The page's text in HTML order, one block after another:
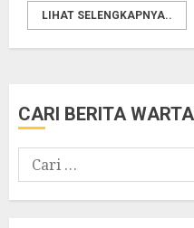
LIHAT SELENGKAPNYA..
CARI BERITA
Cari
untuk: